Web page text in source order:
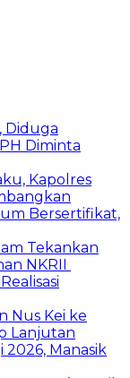
Diduga
Diminta
Kapolres
Bersertifikat,
Tekankan
NKRII
Nus Kei ke
Lanjutan
Manasik